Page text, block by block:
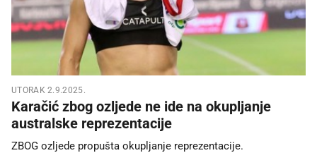
UTORAK 2.9.2025.
Karačić zbog ozljede ne ide na okupljanje
australske reprezentacije
ZBOG ozljede propušta okupljanje reprezentacije.